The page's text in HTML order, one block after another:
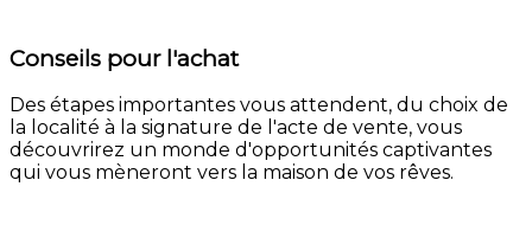
Conseils pour l'achat
Des étapes importantes vous attendent, du choix de
la localité à la signature de l'acte de vente, vous
découvrirez un monde d'opportunités captivantes
qui vous mèneront vers la maison de vos rêves.